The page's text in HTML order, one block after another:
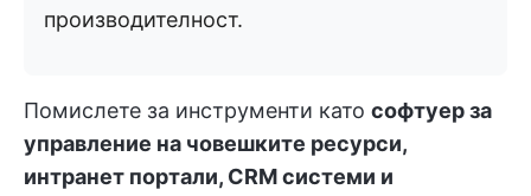
производителност.
Помислете за инструменти като софтуер за
управление на човешките ресурси,
интранет портали, CRM системи и